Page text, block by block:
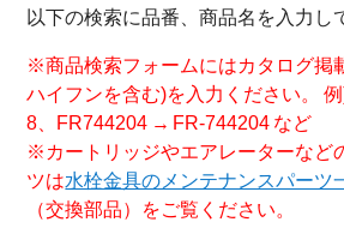
以下の検索に品番、商品名を入力し
※商品検索フォームにはカタログ掲
ハイフンを含む)を入力ください。
8、FR744204 → FR-744204 など
※カートリッジやエアレーターなど
ツは水栓金具のメンテナンスパーツ
（交換部品）をご覧ください。